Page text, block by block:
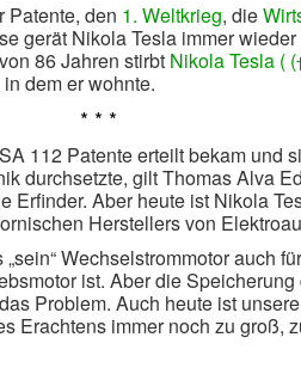
Patente, den 1. Weltkrieg, die
gerät Nikola Tesla immer
86 Jahren stirbt Nikola Tesla ( (
dem er wohnte.
* * *
112 Patente erteilt bekam und
durchsetzte, gilt Thomas Alva
Erfinder. Aber heute ist Nikola
Herstellers von
Wechselstrommotor auch
ist. Aber die Speicherung
Problem. Auch heute ist unsere
Erachtens immer noch zu groß,